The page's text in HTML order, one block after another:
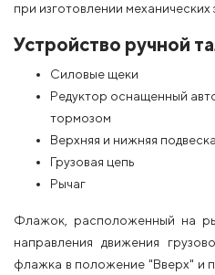
при изготовлении
Устройство ручной
Силовые щеки
Редуктор оснащенный
тормозом
Верхняя и нижняя подвеска
Грузовая цепь
Рычаг
Флажок, расположенный на
направления движения
флажка в положение "Вверх" и